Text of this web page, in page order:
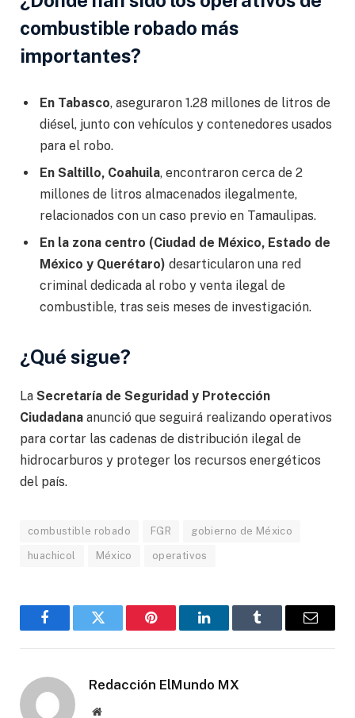
combustible robado más
importantes?
En Tabasco, aseguraron 1.28 millones de litros de
diésel, junto con vehículos y contenedores usados
para el robo.
En Saltillo, Coahuila, encontraron cerca de 2
millones de litros almacenados ilegalmente,
relacionados con un caso previo en Tamaulipas.
En la zona centro (Ciudad de México, Estado de
México y Querétaro) desarticularon una red
criminal dedicada al robo y venta ilegal de
combustible, tras seis meses de investigación.
¿Qué sigue?
La Secretaría de Seguridad y Protección
Ciudadana anunció que seguirá realizando operativos
para cortar las cadenas de distribución ilegal de
hidrocarburos y proteger los recursos energéticos
del país.
combustible robado FGR gobierno de México
huachicol México operativos
FacebookGorjeo Pinterest LinkedInTumblr
Correo
Redacción ElMundo MX
Sitio